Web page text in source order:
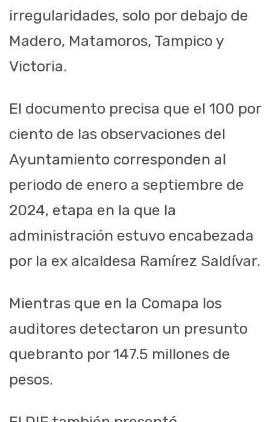
irregularidades, solo por debajo de
Madero, Matamoros, Tampico y
Victoria.
El documento precisa que el 100 por
ciento de las observaciones del
Ayuntamiento corresponden al
periodo de enero a septiembre de
2024, etapa en la que la
administración estuvo encabezada
por la ex alcaldesa Ramírez Saldívar.
Mientras que en la Comapa los
auditores detectaron un presunto
quebranto por 147.5 millones de
pesos.